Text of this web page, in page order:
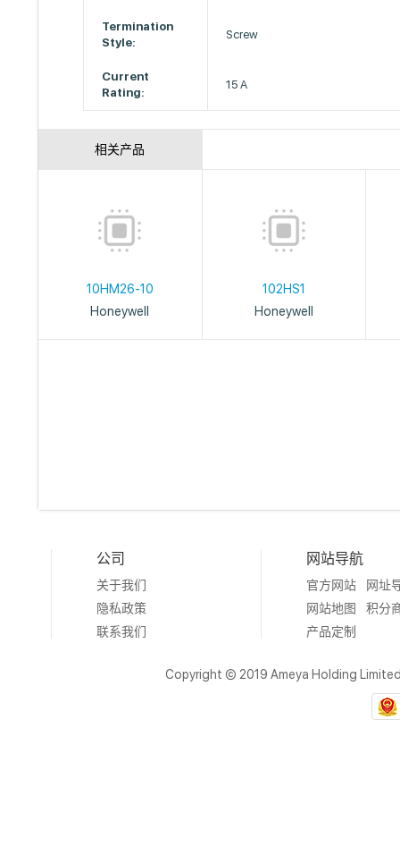
Termination
Style:
Screw
Current
Rating:
15 A
相关产品
10HM26-10
Honeywell
102HS1
Honeywell
公司
关于我们
隐私政策
联系我们
网站导航
官方网站
网址
网站地图
积分
产品定制
Copyright © 2019 Ameya Holding